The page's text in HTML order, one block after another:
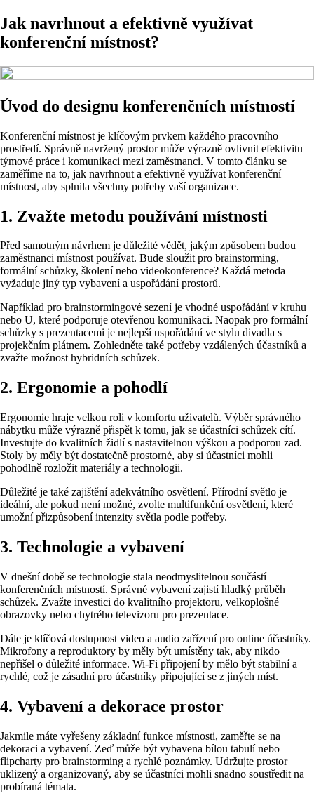
Jak navrhnout a efektivně využívat
konferenční místnost?
Úvod do designu konferenčních místností
Konferenční místnost je klíčovým prvkem každého pracovního
prostředí. Správně navržený prostor může výrazně ovlivnit efektivitu
týmové práce i komunikaci mezi zaměstnanci. V tomto článku se
zaměříme na to, jak navrhnout a efektivně využívat konferenční
místnost, aby splnila všechny potřeby vaší organizace.
1. Zvažte metodu používání místnosti
Před samotným návrhem je důležité vědět, jakým způsobem budou
zaměstnanci místnost používat. Bude sloužit pro brainstorming,
formální schůzky, školení nebo videokonference? Každá metoda
vyžaduje jiný typ vybavení a uspořádání prostorů.
Například pro brainstormingové sezení je vhodné uspořádání v kruhu
nebo U, které podporuje otevřenou komunikaci. Naopak pro formální
schůzky s prezentacemi je nejlepší uspořádání ve stylu divadla s
projekčním plátnem. Zohledněte také potřeby vzdálených účastníků a
zvažte možnost hybridních schůzek.
2. Ergonomie a pohodlí
Ergonomie hraje velkou roli v komfortu uživatelů. Výběr správného
nábytku může výrazně přispět k tomu, jak se účastníci schůzek cítí.
Investujte do kvalitních židlí s nastavitelnou výškou a podporou zad.
Stoly by měly být dostatečně prostorné, aby si účastníci mohli
pohodlně rozložit materiály a technologii.
Důležité je také zajištění adekvátního osvětlení. Přírodní světlo je
ideální, ale pokud není možné, zvolte multifunkční osvětlení, které
umožní přizpůsobení intenzity světla podle potřeby.
3. Technologie a vybavení
V dnešní době se technologie stala neodmyslitelnou součástí
konferenčních místností. Správné vybavení zajistí hladký průběh
schůzek. Zvažte investici do kvalitního projektoru, velkoplošné
obrazovky nebo chytrého televizoru pro prezentace.
Dále je klíčová dostupnost video a audio zařízení pro online účastníky.
Mikrofony a reproduktory by měly být umístěny tak, aby nikdo
nepřišel o důležité informace. Wi-Fi připojení by mělo být stabilní a
rychlé, což je zásadní pro účastníky připojující se z jiných míst.
4. Vybavení a dekorace prostor
Jakmile máte vyřešeny základní funkce místnosti, zaměřte se na
dekoraci a vybavení. Zeď může být vybavena bílou tabulí nebo
flipcharty pro brainstorming a rychlé poznámky. Udržujte prostor
uklizený a organizovaný, aby se účastníci mohli snadno soustředit na
probíraná témata.